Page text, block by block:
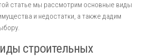
статье мы рассмотрим основные виды
и недостатки, а также дадим
строительных